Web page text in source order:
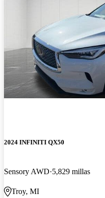
2024 INFINITI QX50
Sensory AWD 5,829 millas
Troy, MI